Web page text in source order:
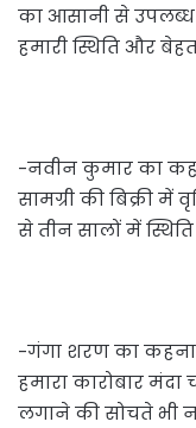
का आसानी से
हमारी स्थिति और
-नवीन कुमार का
सामग्री की बिक्री में
से तीन सालों में
-गंगा शरण का
हमारा कारोबार
लगाने की सोचते भी